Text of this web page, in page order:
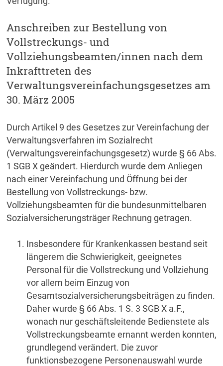
Anschreiben zur Bestellung von
Vollstreckungs- und
Vollziehungsbeamten/innen nach dem
Inkrafttreten des
Verwaltungsvereinfachungsgesetzes am
30. März 2005
Durch Artikel 9 des Gesetzes zur Vereinfachung der
Verwaltungsverfahren im Sozialrecht
(Verwaltungsvereinfachungsgesetz) wurde § 66 Abs.
1 SGB X geändert. Hierdurch wurde dem Anliegen
nach einer Vereinfachung und Öffnung bei der
Bestellung von Vollstreckungs- bzw.
Vollziehungsbeamten für die bundesunmittelbaren
Sozialversicherungsträger Rechnung getragen.
Insbesondere für Krankenkassen bestand seit
längerem die Schwierigkeit, geeignetes
Personal für die Vollstreckung und Vollziehung
vor allem beim Einzug von
Gesamtsozialversicherungsbeiträgen zu finden.
Daher wurde § 66 Abs. 1 S. 3 SGB X a.F.,
wonach nur geschäftsleitende Bedienstete als
Vollstreckungsbeamte ernannt werden konnten,
grundlegend verändert. Die zuvor
funktionsbezogene Personenauswahl wurde